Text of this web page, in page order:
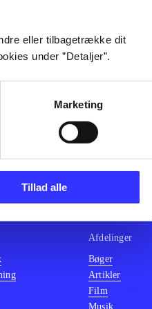
eller tilbagetrække dit
under ”Detaljer”.
Marketing
Tillad alle
Afdelinger
Bøger
Artikler
Film
Musik